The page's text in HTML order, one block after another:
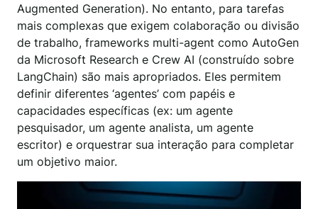
Augmented Generation). No entanto, para tarefas
mais complexas que exigem colaboração ou divisão
de trabalho, frameworks multi-agent como AutoGen
da Microsoft Research e Crew AI (construído sobre
LangChain) são mais apropriados. Eles permitem
definir diferentes ‘agentes’ com papéis e
capacidades específicas (ex: um agente
pesquisador, um agente analista, um agente
escritor) e orquestrar sua interação para completar
um objetivo maior.